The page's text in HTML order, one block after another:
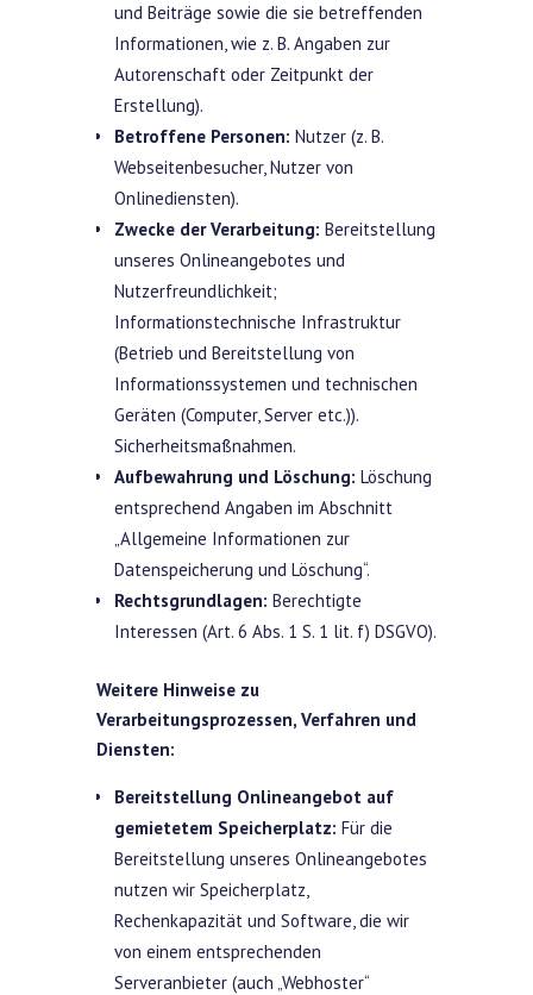
und Beiträge sowie die sie betreffenden
Informationen, wie z. B. Angaben zur
Autorenschaft oder Zeitpunkt der
Erstellung).
Betroffene Personen: Nutzer (z. B.
Webseitenbesucher, Nutzer von
Onlinediensten).
Zwecke der Verarbeitung: Bereitstellung
unseres Onlineangebotes und
Nutzerfreundlichkeit;
Informationstechnische Infrastruktur
(Betrieb und Bereitstellung von
Informationssystemen und technischen
Geräten (Computer, Server etc.)).
Sicherheitsmaßnahmen.
Aufbewahrung und Löschung: Löschung
entsprechend Angaben im Abschnitt
„Allgemeine Informationen zur
Datenspeicherung und Löschung“.
Rechtsgrundlagen: Berechtigte
Interessen (Art. 6 Abs. 1 S. 1 lit. f) DSGVO).
Weitere Hinweise zu
Verarbeitungsprozessen, Verfahren und
Diensten:
Bereitstellung Onlineangebot auf
gemietetem Speicherplatz: Für die
Bereitstellung unseres Onlineangebotes
nutzen wir Speicherplatz,
Rechenkapazität und Software, die wir
von einem entsprechenden
Serveranbieter (auch „Webhoster“